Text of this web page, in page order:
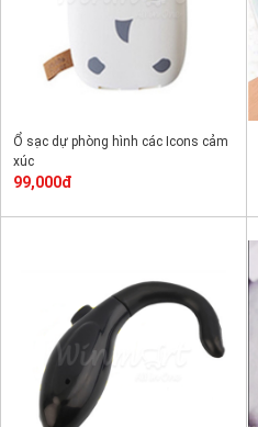
Ổ sạc dự phòng hình các Icons cảm
xúc
99,000đ